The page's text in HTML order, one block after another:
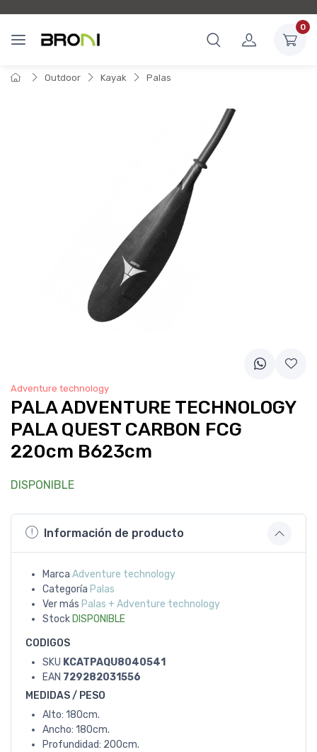
0
Outdoor Kayak Palas
Adventure technology
PALA ADVENTURE TECHNOLOGY
PALA QUEST CARBON FCG
220cm B623cm
DISPONIBLE
Información de producto
Marca Adventure technology
Categoría Palas
Ver más Palas + Adventure technology
Stock DISPONIBLE
CODIGOS
SKU KCATPAQU8040541
EAN 729282031556
MEDIDAS / PESO
Alto: 180cm.
Ancho: 180cm.
Profundidad: 200cm.